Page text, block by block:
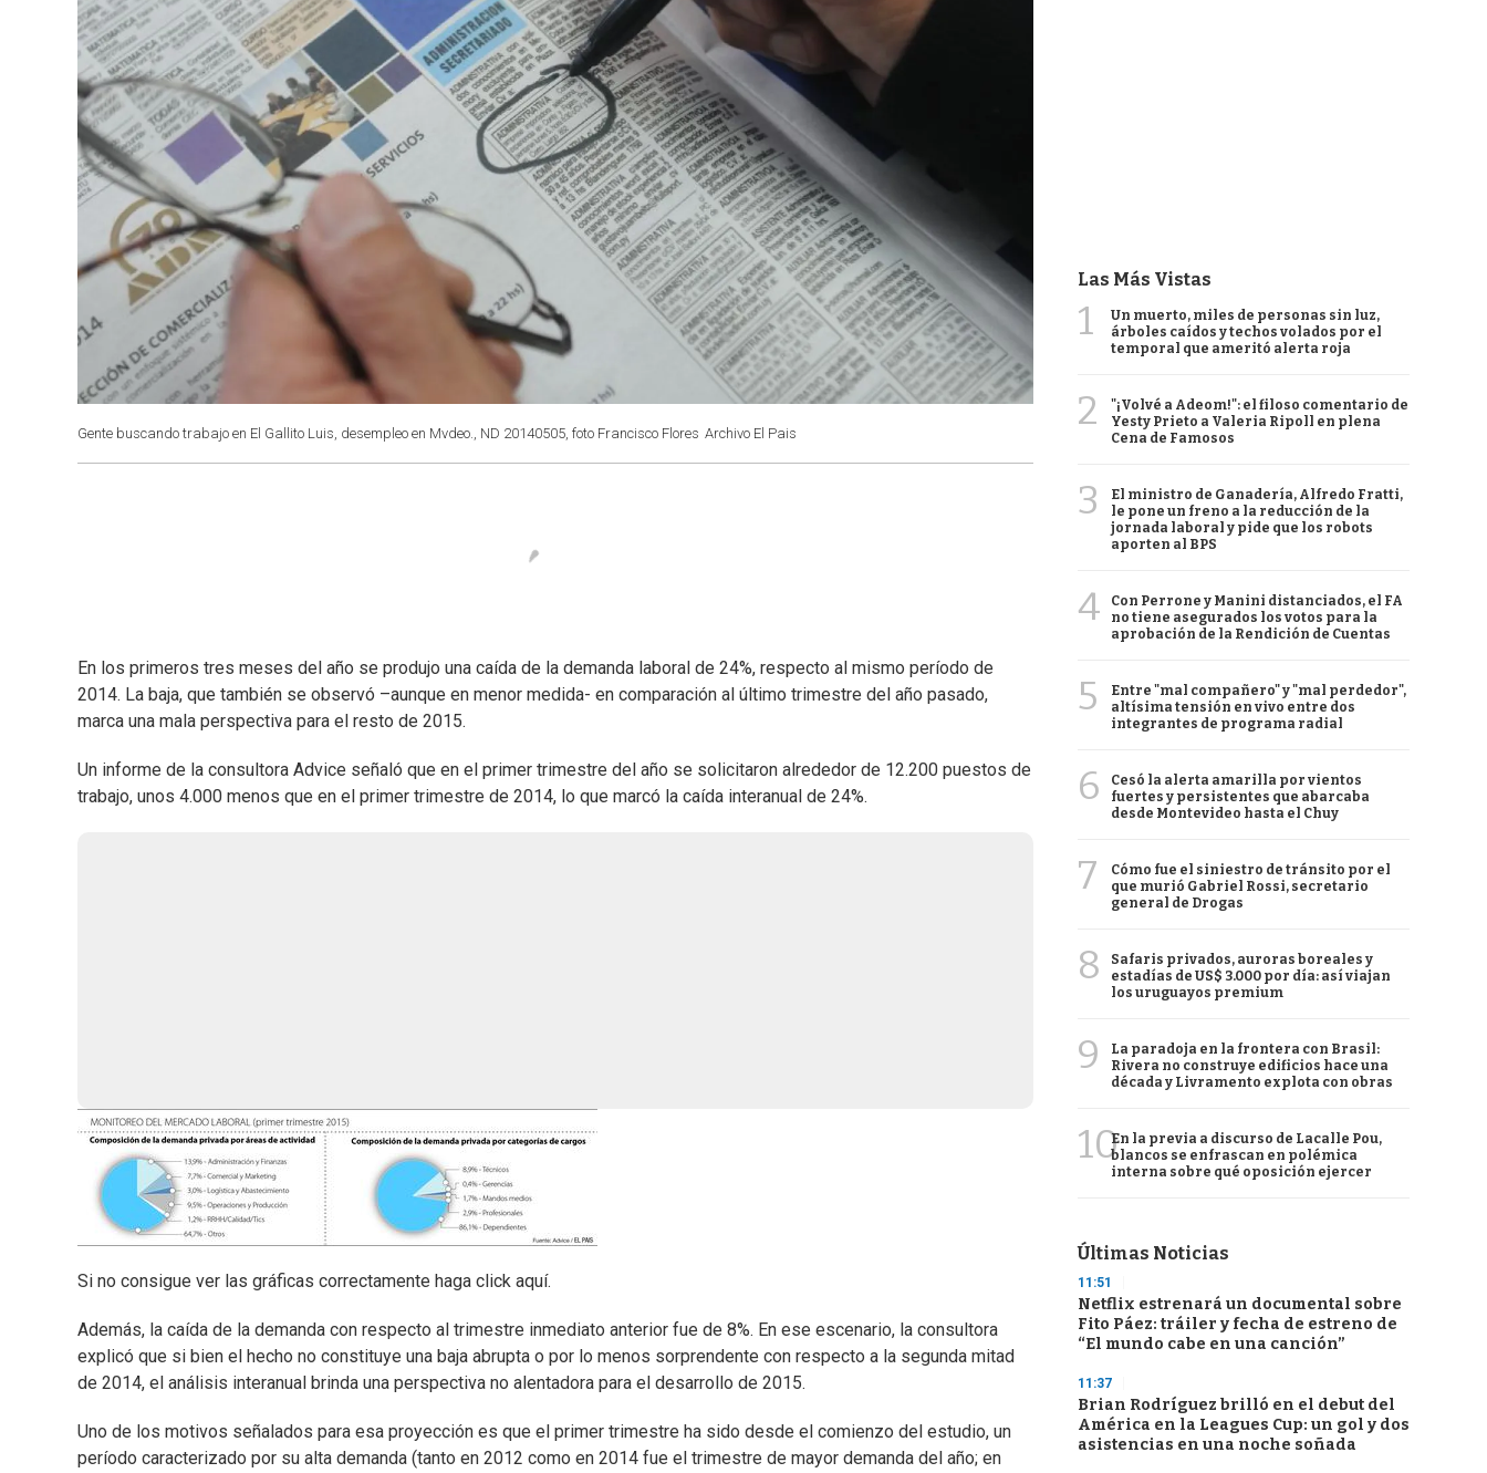
Gente buscando trabajo en El Gallito Luis, desempleo en Mvdeo., ND 20140505, foto Francisco Flores Archivo El Pais
En los primeros tres meses del año se produjo una caída de la demanda laboral de 24%, respecto al mismo período de
2014. La baja, que también se observó –aunque en menor medida- en comparación al último trimestre del año pasado,
marca una mala perspectiva para el resto de 2015.
Un informe de la consultora Advice señaló que en el primer trimestre del año se solicitaron alrededor de 12.200 puestos de
trabajo, unos 4.000 menos que en el primer trimestre de 2014, lo que marcó la caída interanual de 24%.
Si no consigue ver las gráficas correctamente haga click aquí.
Además, la caída de la demanda con respecto al trimestre inmediato anterior fue de 8%. En ese escenario, la consultora
explicó que si bien el hecho no constituye una baja abrupta o por lo menos sorprendente con respecto a la segunda mitad
de 2014, el análisis interanual brinda una perspectiva no alentadora para el desarrollo de 2015.
Uno de los motivos señalados para esa proyección es que el primer trimestre ha sido desde el comienzo del estudio, un
período caracterizado por su alta demanda (tanto en 2012 como en 2014 fue el trimestre de mayor demanda del año; en
Las Más Vistas
1
Un muerto, miles de personas sin luz,
árboles caídos y techos volados por el
temporal que ameritó alerta roja
2
"¡Volvé a Adeom!": el filoso comentario de
Yesty Prieto a Valeria Ripoll en plena
Cena de Famosos
3
El ministro de Ganadería, Alfredo Fratti,
le pone un freno a la reducción de la
jornada laboral y pide que los robots
aporten al BPS
4
Con Perrone y Manini distanciados, el FA
no tiene asegurados los votos para la
aprobación de la Rendición de Cuentas
5
Entre "mal compañero" y "mal perdedor",
altísima tensión en vivo entre dos
integrantes de programa radial
6
Cesó la alerta amarilla por vientos
fuertes y persistentes que abarcaba
desde Montevideo hasta el Chuy
7
Cómo fue el siniestro de tránsito por el
que murió Gabriel Rossi, secretario
general de Drogas
8
Safaris privados, auroras boreales y
estadías de US$ 3.000 por día: así viajan
los uruguayos premium
9
La paradoja en la frontera con Brasil:
Rivera no construye edificios hace una
década y Livramento explota con obras
10En la previa a discurso de Lacalle Pou,
blancos se enfrascan en polémica
interna sobre qué oposición ejercer
Últimas Noticias
11:51
Netflix estrenará un documental sobre
Fito Páez: tráiler y fecha de estreno de
“El mundo cabe en una canción”
11:37
Brian Rodríguez brilló en el debut del
América en la Leagues Cup: un gol y dos
asistencias en una noche soñada